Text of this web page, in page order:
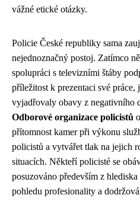
vážné etické otázky.
Policie České republiky sama
nejednoznačný postoj. Zatímco
spolupráci s televizními štáby
příležitost k prezentaci své
vyjadřovaly obavy z negativního
Odborové organizace policistů
přítomnost kamer při výkonu
policistů a vytvářet tlak na jejich
situacích. Někteří policisté se
posuzováno především z
pohledu profesionality a